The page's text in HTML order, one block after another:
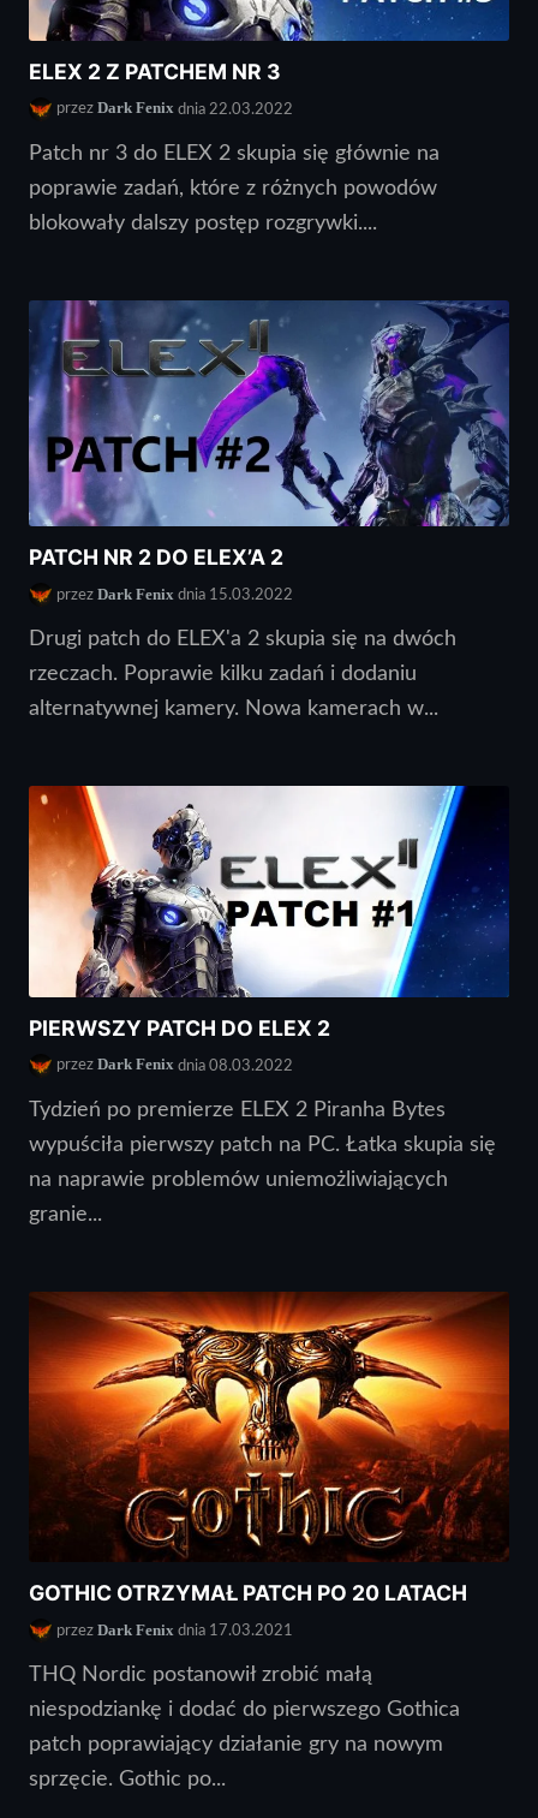
ELEX 2 Z PATCHEM NR 3
przez Dark Fenix dnia 22.03.2022
Patch nr 3 do ELEX 2 skupia się głównie na
poprawie zadań, które z różnych powodów
blokowały dalszy postęp rozgrywki....
PATCH NR 2 DO ELEX’A 2
przez Dark Fenix dnia 15.03.2022
Drugi patch do ELEX'a 2 skupia się na dwóch
rzeczach. Poprawie kilku zadań i dodaniu
alternatywnej kamery. Nowa kamerach w...
PIERWSZY PATCH DO ELEX 2
przez Dark Fenix dnia 08.03.2022
Tydzień po premierze ELEX 2 Piranha Bytes
wypuściła pierwszy patch na PC. Łatka skupia się
na naprawie problemów uniemożliwiających
granie...
GOTHIC OTRZYMAŁ PATCH PO 20 LATACH
przez Dark Fenix dnia 17.03.2021
THQ Nordic postanowił zrobić małą
niespodziankę i dodać do pierwszego Gothica
patch poprawiający działanie gry na nowym
sprzęcie. Gothic po...